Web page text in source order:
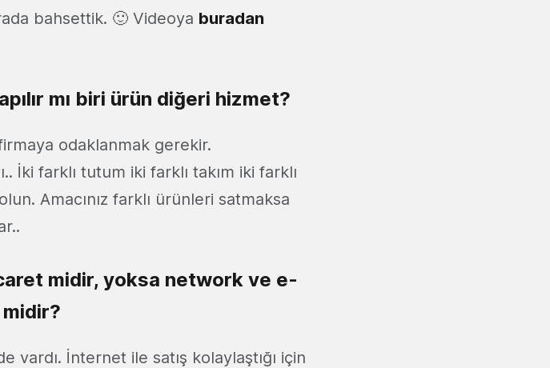
bahsettik. 🙂 Videoya buradan
mı biri ürün diğeri hizmet?
odaklanmak gerekir.
İki farklı tutum iki farklı takım iki farklı
Amacınız farklı ürünleri satmaksa
midir, yoksa network ve e-
İnternet ile satış kolaylaştığı için